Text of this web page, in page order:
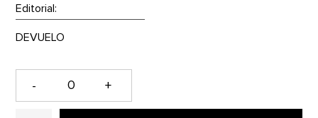
Editorial:
- +